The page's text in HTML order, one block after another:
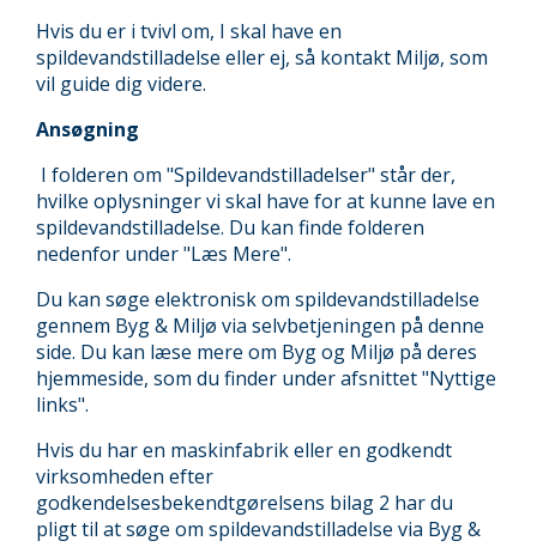
Hvis du er i tvivl om, I skal have en
spildevandstilladelse eller ej, så kontakt Miljø, som
vil guide dig videre.
Ansøgning
I folderen om "Spildevandstilladelser" står der,
hvilke oplysninger vi skal have for at kunne lave en
spildevandstilladelse. Du kan finde folderen
nedenfor under "Læs Mere".
Du kan søge elektronisk om spildevandstilladelse
gennem Byg & Miljø via selvbetjeningen på denne
side. Du kan læse mere om Byg og Miljø på deres
hjemmeside, som du finder under afsnittet "Nyttige
links".
Hvis du har en maskinfabrik eller en godkendt
virksomheden efter
godkendelsesbekendtgørelsens bilag 2 har du
pligt til at søge om spildevandstilladelse via Byg &